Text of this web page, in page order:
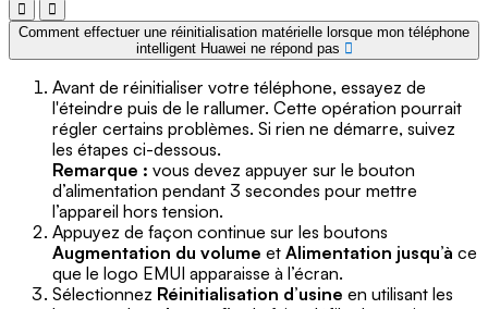
Comment effectuer une réinitialisation matérielle lorsque mon téléphone
intelligent Huawei ne répond pas
Avant de réinitialiser votre téléphone, essayez de
l'éteindre puis de le rallumer. Cette opération pourrait
régler certains problèmes. Si rien ne démarre, suivez
les étapes ci-dessous.
Remarque : vous devez appuyer sur le bouton
d’alimentation pendant 3 secondes pour mettre
l’appareil hors tension.
Appuyez de façon continue sur les boutons
Augmentation du volume et Alimentation jusqu’à ce
que le logo EMUI apparaisse à l’écran.
Sélectionnez Réinitialisation d’usine en utilisant les